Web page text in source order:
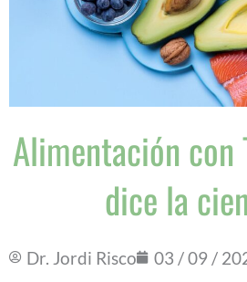
Alimentación con
dice la
Dr. Jordi Risco 03 / 09 /